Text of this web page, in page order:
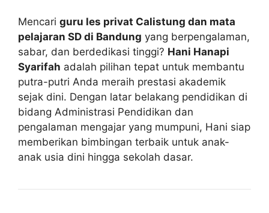
Mencari guru les privat Calistung dan mata
pelajaran SD di Bandung yang berpengalaman,
sabar, dan berdedikasi tinggi? Hani Hanapi
Syarifah adalah pilihan tepat untuk membantu
putra-putri Anda meraih prestasi akademik
sejak dini. Dengan latar belakang pendidikan di
bidang Administrasi Pendidikan dan
pengalaman mengajar yang mumpuni, Hani siap
memberikan bimbingan terbaik untuk anak-
anak usia dini hingga sekolah dasar.